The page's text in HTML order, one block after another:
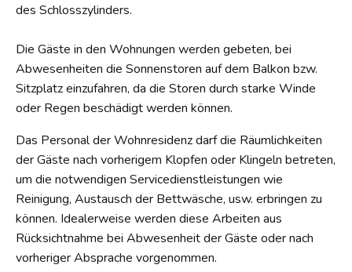
des Schlosszylinders.
Die Gäste in den Wohnungen werden gebeten, bei
Abwesenheiten die Sonnenstoren auf dem Balkon bzw.
Sitzplatz einzufahren, da die Storen durch starke Winde
oder Regen beschädigt werden können.
Das Personal der Wohnresidenz darf die Räumlichkeiten
der Gäste nach vorherigem Klopfen oder Klingeln betreten,
um die notwendigen Servicedienstleistungen wie
Reinigung, Austausch der Bettwäsche, usw. erbringen zu
können. Idealerweise werden diese Arbeiten aus
Rücksichtnahme bei Abwesenheit der Gäste oder nach
vorheriger Absprache vorgenommen.